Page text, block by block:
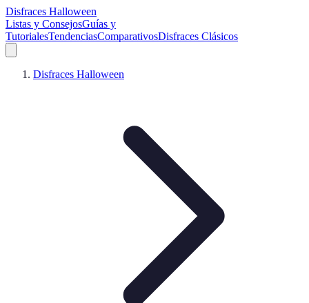
Disfraces Halloween
Listas y ConsejosGuías y
TutorialesTendenciasComparativosDisfraces Clásicos
Disfraces Halloween